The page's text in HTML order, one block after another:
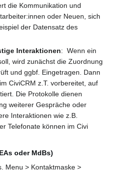
die Kommunikation und
oder Neuen, sich
der Datensatz des
Interaktionen: Wenn ein
wird zunächst die Zuordnung
und ggbf. Eingetragen. Dann
CiviCRM z.T. vorbereitet, auf
Die Protokolle dienen
weiterer Gespräche oder
Interaktionen wie z.B.
Telefonate können im Civi
oder MdBs)
Menu > Kontaktmaske >